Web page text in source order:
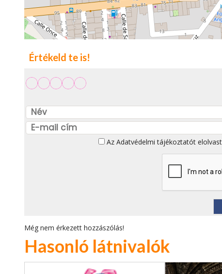
Értékeld te is!
Az Adatvédelmi tájékoztatót
Még nem érkezett hozzászólás!
Hasonló látnivalók